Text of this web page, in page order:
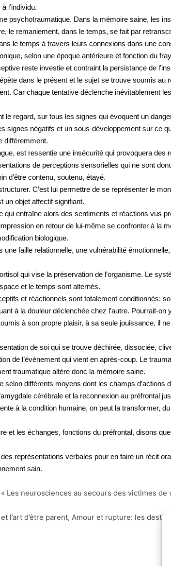
l’individu.
psychotraumatique. Dans la mémoire saine, les
le remaniement, dans le temps, se fait par
le temps à travers leurs connexions dans une
selon une époque antérieure et fonction du
reste investie et contraint la persistance de
dans le présent et le sujet se trouve soumis au
Car chaque tentative déclenche inévitablement
regard, sur tous les signes qui évoquent un
signes négatifs et un sous-développement sur ce
différemment.
est ressentie une insécurité qui provoquera
de perceptions sensorielles qui ne sont
d’être contenu, soutenu, étayé.
C’est lui permettre de se représenter le
un objet affectif signifiant.
entraîne alors des sentiments et réactions vus
en retour de lui-même se confronter à la
biologique.
faille relationnelle, une vulnérabilité
qui vise la préservation de l’organisme. Le
et le temps sont alternés.
et réactionnels sont totalement conditionnés:
à la douleur déclenchée chez l’autre. Pourrait-
à son propre plaisir, à sa seule jouissance, il ne
de soi qui se trouve déchirée, dissociée,
de l’évènement qui vient en après-coup. Le
traumatique altère donc la mémoire saine.
différents moyens dont les champs
cérébrale et la reconnexion au préfrontal
à la condition humaine, on peut la transformer,
et les échanges, fonctions du préfrontal, disons
représentations verbales pour en faire un récit
sain.
Les neurosciences au secours des victimes de
d’être parent, Amour et rupture: les